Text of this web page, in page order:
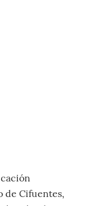
de Cifuentes,